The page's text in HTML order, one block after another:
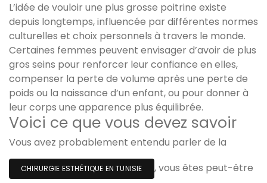
L’idée de vouloir une plus grosse poitrine existe
depuis longtemps, influencée par différentes normes
culturelles et choix personnels à travers le monde.
Certaines femmes peuvent envisager d’avoir de plus
gros seins pour renforcer leur confiance en elles,
compenser la perte de volume après une perte de
poids ou la naissance d’un enfant, ou pour donner à
leur corps une apparence plus équilibrée.
Voici ce que vous devez savoir
Vous avez probablement entendu parler de la
CHIRURGIE ESTHÉTIQUE EN TUNISIE
, vous êtes peut-être